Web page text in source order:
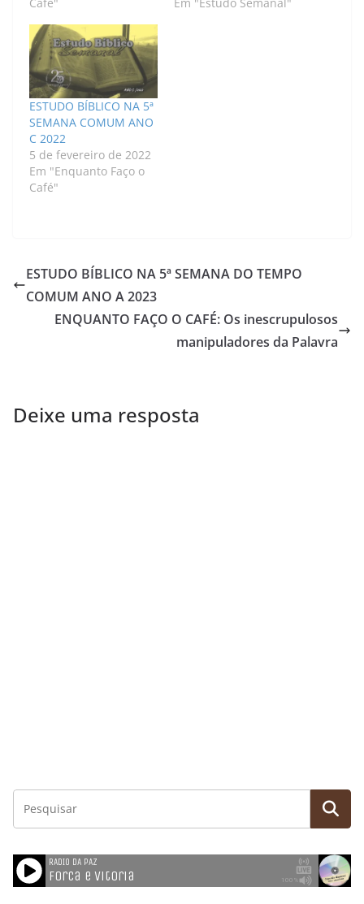
Café" Em "Estudo Semanal"
ESTUDO BÍBLICO NA 5ª
SEMANA COMUM ANO
C 2022
5 de fevereiro de 2022
Em "Enquanto Faço o
Café"
ESTUDO BÍBLICO NA 5ª SEMANA DO TEMPO
COMUM ANO A 2023
ENQUANTO FAÇO O CAFÉ: Os inescrupulosos
manipuladores da Palavra
Deixe uma resposta